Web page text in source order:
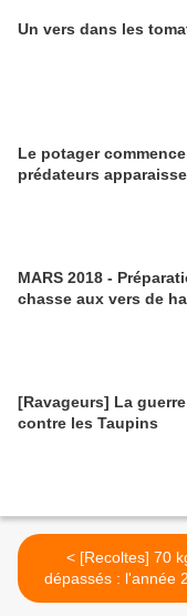
Un vers dans les
Le potager
prédateurs
MARS 2018 -
chasse aux vers de
[Ravageurs] La
contre les Taupins
< [Recoltes] 70 kg
dépassés : l'année
reste sur une